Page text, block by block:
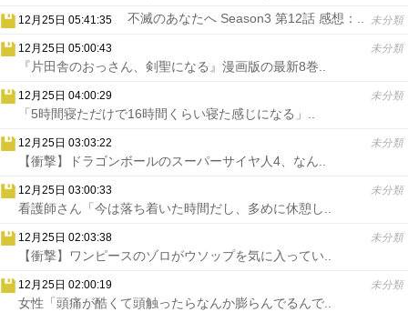
12月25日 05:41:35 未分類
不滅のあなたへ Season3 第12話 感想：..
12月25日 05:00:43 未分類
『片田舎のおっさん、剣聖になる』漫画版の最新8巻..
12月25日 04:00:29 未分類
「5時間寝ただけで16時間くらい寝た感じになる」..
12月25日 03:03:22 未分類
【衝撃】ドラゴンボールのスーパーサイヤ人4、なん..
12月25日 03:00:33 未分類
看護師さん「今は落ち着いた時間だし、多めに休憩し..
12月25日 02:03:38 未分類
【衝撃】ワンピースのゾロがウソップを気に入ってい..
12月25日 02:00:19 未分類
女性「頭痛が酷くて頭触ったらなんか膨らんでるんで..